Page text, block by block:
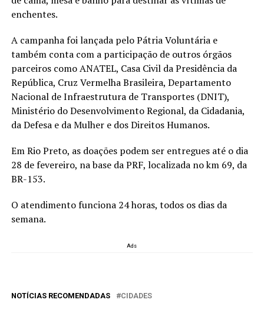
enchentes.
A campanha foi lançada pelo Pátria Voluntária e
também conta com a participação de outros órgãos
parceiros como ANATEL, Casa Civil da Presidência da
República, Cruz Vermelha Brasileira, Departamento
Nacional de Infraestrutura de Transportes (DNIT),
Ministério do Desenvolvimento Regional, da Cidadania,
da Defesa e da Mulher e dos Direitos Humanos.
Em Rio Preto, as doações podem ser entregues até o dia
28 de fevereiro, na base da PRF, localizada no km 69, da
BR-153.
O atendimento funciona 24 horas, todos os dias da
semana.
Ads
NOTÍCIAS RECOMENDADAS CIDADES